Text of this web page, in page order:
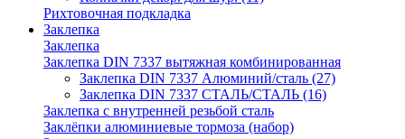
Рихтовочная подкладка
Заклепка
Заклепка
Заклепка DIN 7337 вытяжная комбинированная
Заклепка DIN 7337 Алюминий/сталь (27)
Заклепка DIN 7337 СТАЛЬ/СТАЛЬ (16)
Заклепка с внутренней резьбой сталь
Заклёпки алюминиевые тормоза (набор)